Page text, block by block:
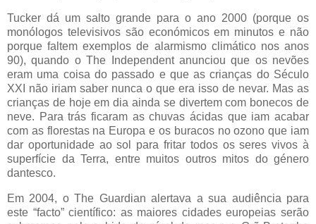
Tucker dá um salto grande para o ano 2000 (porque os
monólogos televisivos são económicos em minutos e não
porque faltem exemplos de alarmismo climático nos anos
90), quando o The Independent anunciou que os nevões
eram uma coisa do passado e que as crianças do Século
XXI não iriam saber nunca o que era isso de nevar. Mas as
crianças de hoje em dia ainda se divertem com bonecos de
neve. Para trás ficaram as chuvas ácidas que iam acabar
com as florestas na Europa e os buracos no ozono que iam
dar oportunidade ao sol para fritar todos os seres vivos à
superfície da Terra, entre muitos outros mitos do género
dantesco.
Em 2004, o The Guardian alertava a sua audiência para
este “facto” científico: as maiores cidades europeias serão